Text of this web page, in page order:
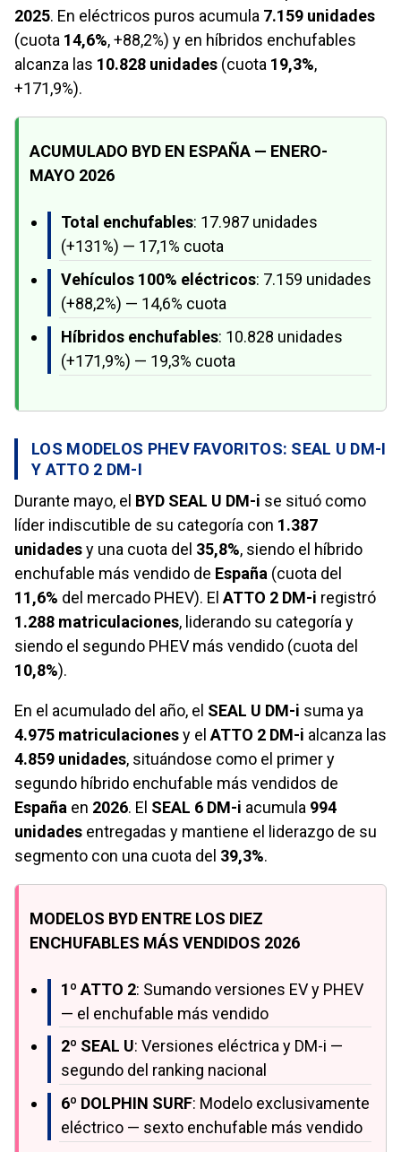
2025. En eléctricos puros acumula 7.159 unidades
(cuota 14,6%, +88,2%) y en híbridos enchufables
alcanza las 10.828 unidades (cuota 19,3%,
+171,9%).
ACUMULADO BYD EN ESPAÑA — ENERO-
MAYO 2026
Total enchufables: 17.987 unidades
(+131%) — 17,1% cuota
Vehículos 100% eléctricos: 7.159 unidades
(+88,2%) — 14,6% cuota
Híbridos enchufables: 10.828 unidades
(+171,9%) — 19,3% cuota
LOS MODELOS PHEV FAVORITOS: SEAL U DM-I
Y ATTO 2 DM-I
Durante mayo, el BYD SEAL U DM-i se situó como
líder indiscutible de su categoría con 1.387
unidadesy una cuota del 35,8%, siendo el híbrido
enchufable más vendido de España (cuota del
11,6% del mercado PHEV). El ATTO 2 DM-i registró
1.288 matriculaciones, liderando su categoría y
siendo el segundo PHEV más vendido (cuota del
10,8%).
En el acumulado del año, el SEAL U DM-i suma ya
4.975 matriculacionesy el ATTO 2 DM-i alcanza las
4.859 unidades, situándose como el primer y
segundo híbrido enchufable más vendidos de
España en 2026. El SEAL 6 DM-i acumula 994
unidades entregadas y mantiene el liderazgo de su
segmento con una cuota del 39,3%.
MODELOS BYD ENTRE LOS DIEZ
ENCHUFABLES MÁS VENDIDOS 2026
1º ATTO 2: Sumando versiones EV y PHEV
— el enchufable más vendido
2º SEAL U: Versiones eléctrica y DM-i —
segundo del ranking nacional
6º DOLPHIN SURF: Modelo exclusivamente
eléctrico — sexto enchufable más vendido